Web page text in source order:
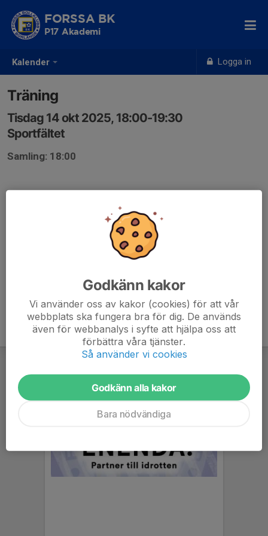
Kalender Logga in
FORSSA BK
P17 Akademi
Träning
Tisdag 14 okt 2025, 18:00-19:30
Sportfältet
Samling: 18:00
Godkänn kakor
Vi använder oss av kakor (cookies) för att vår
webbplats ska fungera bra för dig. De används
även för webbanalys i syfte att hjälpa oss att
förbättra våra tjänster.
Så använder vi cookies
Godkänn alla kakor
Bara nödvändiga